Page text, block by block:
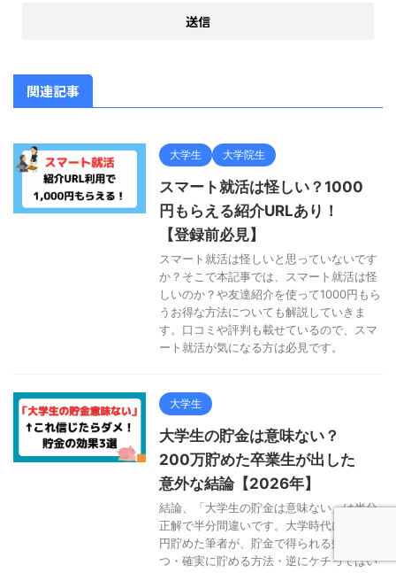
関連記事
大学生 大学院生
スマート就活は怪しい？1000
円もらえる紹介URLあり！
【登録前必見】
スマート就活は怪しいと思っていないです
か？そこで本記事では、スマート就活は怪
しいのか？や友達紹介を使って1000円もら
うお得な方法についても解説していきま
す。口コミや評判も載せているので、スマ
ート就活が気になる方は必見です。
大学生
大学生の貯金は意味ない？
200万貯めた卒業生が出した
意外な結論【2026年】
結論、「大学生の貯金は意味ない」は半分
正解で半分間違いです。大学時代に200万
円貯めた筆者が、貯金で得られる効果3
つ・確実に貯める方法・逆にケチってはい